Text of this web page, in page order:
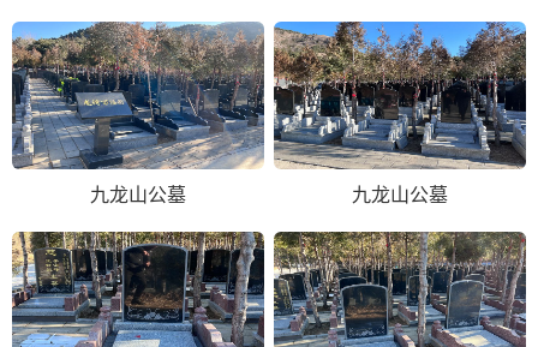
九龙山公墓 九龙山公墓